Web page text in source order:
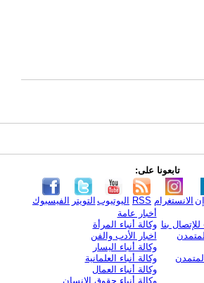
تابعونا على:
الفيسبوك التويتر اليوتيوب RSS الانستغرام
بنا
أخبار عامة
وكالة أنباء المرأة
اخبار الأدب والفن
وكالة أنباء اليسار
وكالة أنباء العلمانية
وكالة أنباء العمال
وكالة أنباء حقوق الإنسان